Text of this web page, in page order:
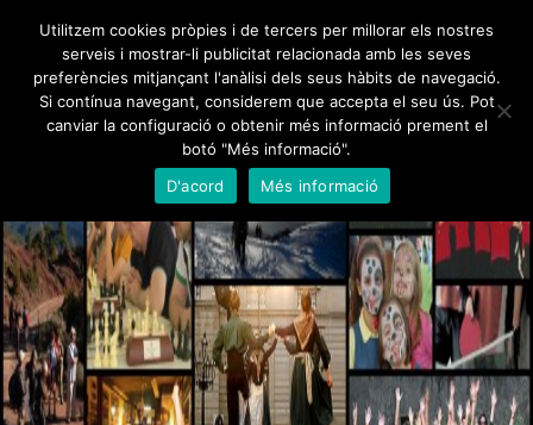
contentFoment Martinenc
Creu de Sant Jordi 1995, Medalla d'Honor de Barcelona 2012
Utilitzem cookies pròpies i de tercers per millorar els nostres
serveis i mostrar-li publicitat relacionada amb les seves
preferències mitjançant l'anàlisi dels seus hàbits de navegació.
Si contínua navegant, considerem que accepta el seu ús. Pot
canviar la configuració o obtenir més informació prement el
botó "Més informació".
D'acord
Més informació